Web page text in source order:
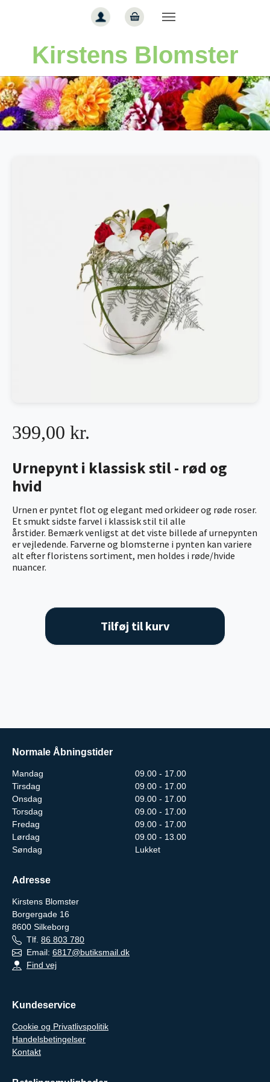
Kirstens Blomster
Urnepynt i klassisk stil - rød og
hvid
Urnen er pyntet flot og elegant med orkideer og røde roser.
Et smukt sidste farvel i klassisk stil til alle
årstider. Bemærk venligst at det viste billede af urnepynten
er vejledende. Farverne og blomsterne i pynten kan variere
alt efter floristens sortiment, men holdes i røde/hvide
nuancer.
399,00 kr.
Tilføj til kurv
Normale Åbningstider
Mandag
09.00 - 17.00
Tirsdag
09.00 - 17.00
Onsdag
09.00 - 17.00
Torsdag
09.00 - 17.00
Fredag
09.00 - 17.00
Lørdag
09.00 - 13.00
Søndag
Lukket
Adresse
Kirstens Blomster
Borgergade 16
8600 Silkeborg
Tlf. 86 803 780
Email: 6817@butiksmail.dk
Find vej
Kundeservice
Cookie og Privatlivspolitik
Handelsbetingelser
Kontakt